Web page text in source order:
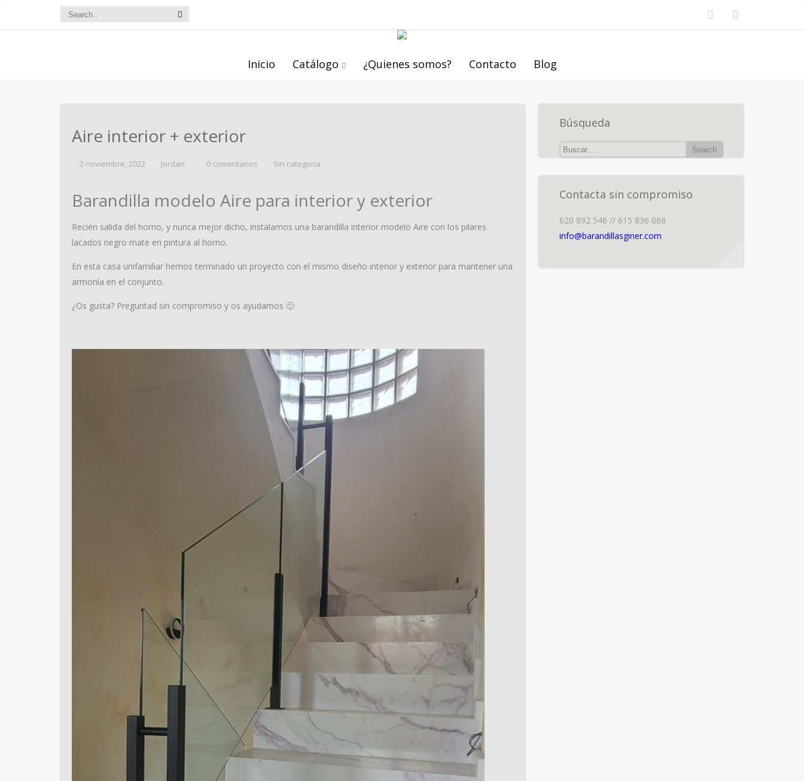
Inicio Catálogo ¿Quienes somos? Contacto Blog
Aire interior + exterior
2 noviembre, 2022 Jordan 0 comentarios Sin categoría
Barandilla modelo Aire para interior y exterior
Recién salida del horno, y nunca mejor dicho, instalamos una barandilla interior modelo Aire con los pilares
lacados negro mate en pintura al horno.
En esta casa unifamiliar hemos terminado un proyecto con el mismo diseño interior y exterior para mantener una
armonía en el conjunto.
¿Os gusta? Preguntad sin compromiso y os ayudamos 🙂
Búsqueda
Contacta sin compromiso
620 892 546 // 615 836 068
info@barandillasginer.com